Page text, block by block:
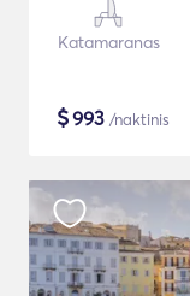
Katamaranas
$993 /naktinis